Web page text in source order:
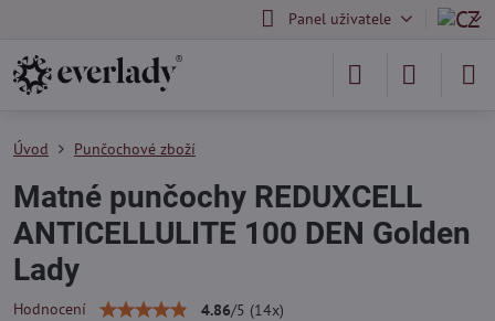
Panel uživatele
Úvod Punčochové zboží
Matné punčochy REDUXCELL
ANTICELLULITE 100 DEN Golden
Lady
Hodnocení 4.86/5 (14x)